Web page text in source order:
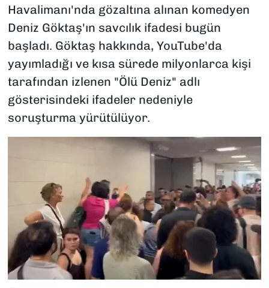
Havalimanı'nda gözaltına alınan komedyen
Deniz Göktaş'ın savcılık ifadesi bugün
başladı. Göktaş hakkında, YouTube'da
yayımladığı ve kısa sürede milyonlarca kişi
tarafından izlenen "Ölü Deniz" adlı
gösterisindeki ifadeler nedeniyle
soruşturma yürütülüyor.